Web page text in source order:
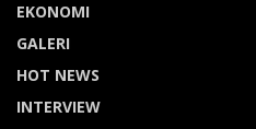
EKONOMI
GALERI
HOT NEWS
INTERVIEW